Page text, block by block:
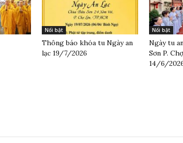
Nổi bật
Thông báo khóa tu Ngày an
lạc 19/7/2026
Nổi bật
Ngày tu
Sơn P.
14/6/